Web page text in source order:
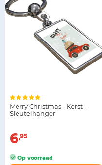
Merry Christmas - Kerst -
Sleutelhanger
6 95
Op voorraad